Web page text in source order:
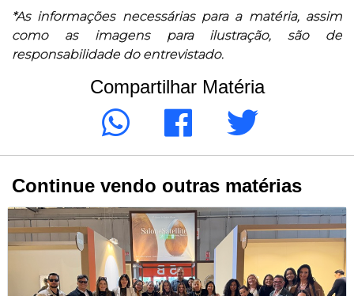
*As informações necessárias para a matéria, assim
como as imagens para ilustração, são de
responsabilidade do entrevistado.
Compartilhar Matéria
Continue vendo outras matérias